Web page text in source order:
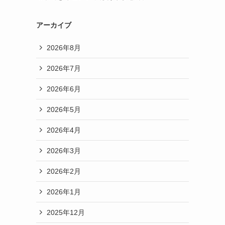
アーカイブ
2026年8月
2026年7月
2026年6月
2026年5月
2026年4月
2026年3月
2026年2月
2026年1月
2025年12月